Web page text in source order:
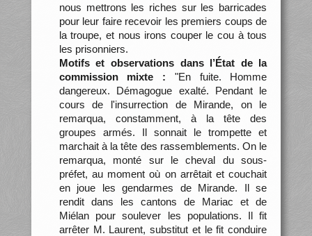
nous mettrons les riches sur les barricades
pour leur faire recevoir les premiers coups de
la troupe, et nous irons couper le cou à tous
les prisonniers.
Motifs et observations dans l’État de la
commission mixte : "En fuite. Homme
dangereux. Démagogue exalté. Pendant le
cours de l'insurrection de Mirande, on le
remarqua, constamment, à la tête des
groupes armés. Il sonnait le trompette et
marchait à la tête des rassemblements. On le
remarqua, monté sur le cheval du sous-
préfet, au moment où on arrêtait et couchait
en joue les gendarmes de Mirande. Il se
rendit dans les cantons de Mariac et de
Miélan pour soulever les populations. Il fit
arrêter M. Laurent, substitut et le fit conduire